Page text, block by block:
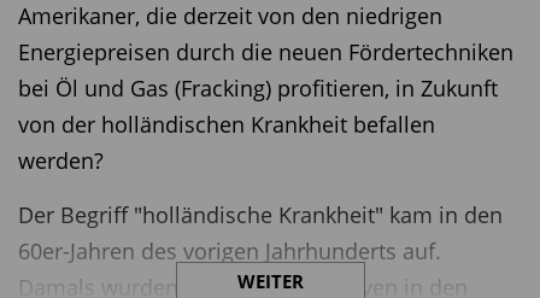
Amerikaner, die derzeit von den niedrigen
Energiepreisen durch die neuen Fördertechniken
bei Öl und Gas (Fracking) profitieren, in Zukunft
von der holländischen Krankheit befallen
werden?
Der Begriff "holländische Krankheit" kam in den
60er-Jahren des vorigen Jahrhunderts auf.
Damals wurden neue Erdgasreserven in den
WEITER